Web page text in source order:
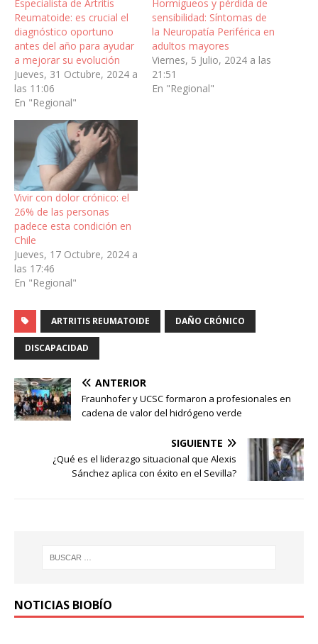
Especialista de Artritis
Reumatoide: es crucial el
diagnóstico oportuno
antes del año para ayudar
a mejorar su evolución
Jueves, 31 Octubre, 2024 a
las 11:06
En "Regional"
Hormigueos y pérdida de
sensibilidad: Síntomas de
la Neuropatía Periférica en
adultos mayores
Viernes, 5 Julio, 2024 a las
21:51
En "Regional"
Vivir con dolor crónico: el
26% de las personas
padece esta condición en
Chile
Jueves, 17 Octubre, 2024 a
las 17:46
En "Regional"
ARTRITIS REUMATOIDE DAÑO CRÓNICO
DISCAPACIDAD
ANTERIOR
Fraunhofer y UCSC formaron a profesionales en
cadena de valor del hidrógeno verde
SIGUIENTE
¿Qué es el liderazgo situacional que Alexis
Sánchez aplica con éxito en el Sevilla?
NOTICIAS BIOBÍO